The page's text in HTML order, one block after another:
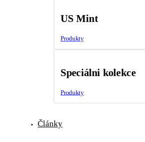
US Mint
Produkty
Speciálni kolekce
Produkty
Články